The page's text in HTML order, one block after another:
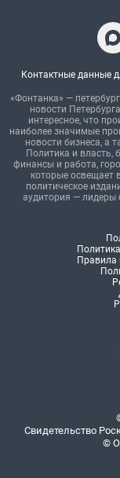
Контактные данные
«Фонтанка» —
новости
интересное, что
наиболее значимые
новости бизнеса, а
Политика и власть,
финансы и работа,
которые освещает
политическое
аудитория — лидеры
Правила
Свидетельство
©